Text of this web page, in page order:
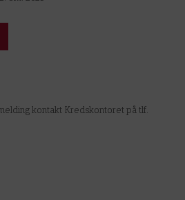
kontakt Kredskontoret på tlf.